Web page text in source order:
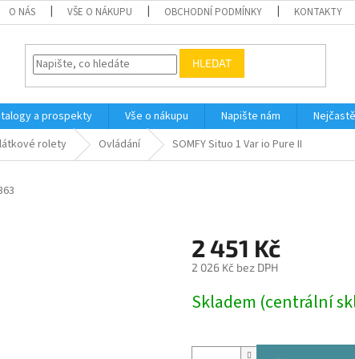
O NÁS VŠE O NÁKUPU OBCHODNÍ PODMÍNKY KONTAKTY
HLEDAT
a prospekty Vše o nákupu Napište nám
rolety Ovládání SOMFY Situo 1 Var io Pure II
2 451 Kč
2 026 Kč bez DPH
cena:
Skladem (centrální